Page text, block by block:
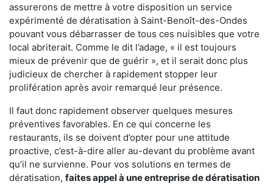
assurerons de mettre à votre disposition un service
expérimenté de dératisation à Saint-Benoît-des-Ondes
pouvant vous débarrasser de tous ces nuisibles que votre
local abriterait. Comme le dit l’adage, « il est toujours
mieux de prévenir que de guérir », et il serait donc plus
judicieux de chercher à rapidement stopper leur
prolifération après avoir remarqué leur présence.
Il faut donc rapidement observer quelques mesures
préventives favorables. En ce qui concerne les
restaurants, ils se doivent d’opter pour une attitude
proactive, c’est-à-dire aller au-devant du problème avant
qu’il ne survienne. Pour vos solutions en termes de
dératisation, faites appel à une entreprise de dératisation